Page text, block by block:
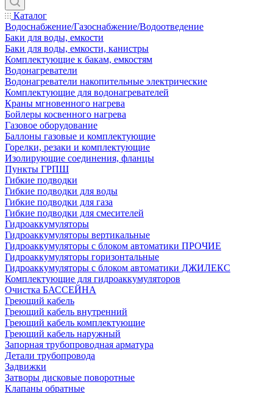
Каталог
Водоснабжение/Газоснабжение/Водоотведение
Баки для воды, емкости
Баки для воды, емкости, канистры
Комплектующие к бакам, емкостям
Водонагреватели
Водонагреватели накопительные электрические
Комплектующие для водонагревателей
Краны мгновенного нагрева
Бойлеры косвенного нагрева
Газовое оборудование
Баллоны газовые и комплектующие
Горелки, резаки и комплектующие
Изолирующие соединения, фланцы
Пункты ГРПШ
Гибкие подводки
Гибкие подводки для воды
Гибкие подводки для газа
Гибкие подводки для смесителей
Гидроаккумуляторы
Гидроаккумуляторы вертикальные
Гидроаккумуляторы с блоком автоматики ПРОЧИЕ
Гидроаккумуляторы горизонтальные
Гидроаккумуляторы с блоком автоматики ДЖИЛЕКС
Комплектующие для гидроаккумуляторов
Очистка БАССЕЙНА
Греющий кабель
Греющий кабель внутренний
Греющий кабель комплектующие
Греющий кабель наружный
Запорная трубопроводная арматура
Детали трубопровода
Задвижки
Затворы дисковые поворотные
Клапаны обратные